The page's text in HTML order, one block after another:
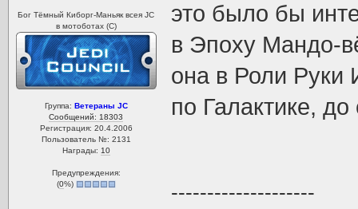
Бог Тёмный Киборг-Маньяк всея JC
в мотоботах (С)
Группа: Ветераны JC
Сообщений: 18303
Регистрация: 20.4.2006
Пользователь №: 2131
Награды: 10
Предупреждения:
(0%)
это было бы
в Эпоху Мандо-
она в Роли Руки
по Галактике,
--------------------